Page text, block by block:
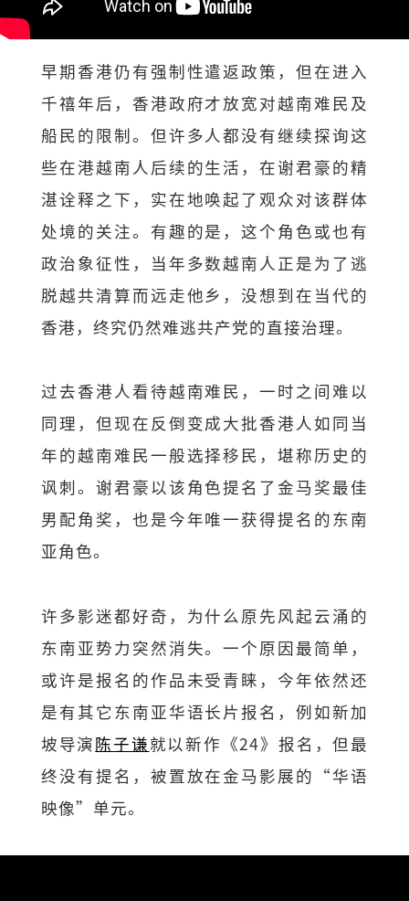
早期香港仍有强制性遣返政策，但在进入
千禧年后，香港政府才放宽对越南难民及
船民的限制。但许多人都没有继续探询这
些在港越南人后续的生活，在谢君豪的精
湛诠释之下，实在地唤起了观众对该群体
处境的关注。有趣的是，这个角色或也有
政治象征性，当年多数越南人正是为了逃
脱越共清算而远走他乡，没想到在当代的
香港，终究仍然难逃共产党的直接治理。
过去香港人看待越南难民，一时之间难以
同理，但现在反倒变成大批香港人如同当
年的越南难民一般选择移民，堪称历史的
讽刺。谢君豪以该角色提名了金马奖最佳
男配角奖，也是今年唯一获得提名的东南
亚角色。
许多影迷都好奇，为什么原先风起云涌的
东南亚势力突然消失。一个原因最简单，
或许是报名的作品未受青睐，今年依然还
是有其它东南亚华语长片报名，例如新加
坡导演陈子谦就以新作《24》报名，但最
终没有提名，被置放在金马影展的“华语
映像”单元。